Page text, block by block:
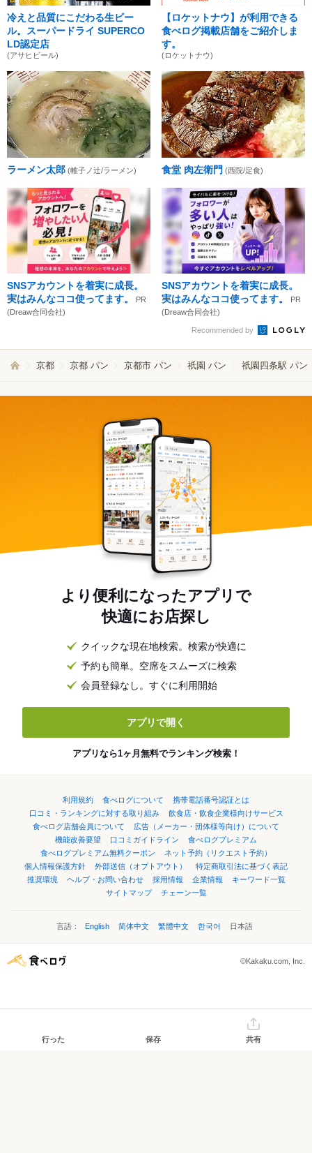
冷えと品質にこだわる生ビー
ル。スーパードライ SUPERCO
LD認定店
(アサヒビール)
【ロケットナウ】が利用できる
食べログ掲載店舗をご紹介しま
す。
(ロケットナウ)
ラーメン太郎 (帷子ノ辻/ラーメン) 食堂 肉左衛門 (西院/定食)
SNSアカウントを着実に成長。
実はみんなココ使ってます。
PR
(Dreaw合同会社)
SNSアカウントを着実に成長。
実はみんなココ使ってます。
PR
(Dreaw合同会社)
Recommended by
京都 京都 パン 京都市 パン 祇園 パン 祇園四条駅 パン
より便利になったアプリで
快適にお店探し
クイックな現在地検索。検索が快適に
予約も簡単。空席をスムーズに検索
会員登録なし。すぐに利用開始
アプリで開く
アプリなら1ヶ月無料でランキング検索！
利用規約 食べログについて
携帯電話番号認証とは
口コミ・ランキングに対する取り組み
飲食店・飲食企業様向けサービス
食べログ店舗会員について
広告（メーカー・団体様等向け）について
機能改善要望
口コミガイドライン
食べログプレミアム
食べログプレミアム無料クーポン
ネット予約（リクエスト予約）
個人情報保護方針
外部送信（オプトアウト）
特定商取引法に基づく表記
推奨環境
ヘルプ・お問い合わせ 採用情報 企業情報
キーワード一覧
サイトマップ
チェーン一覧
言語： English 简体中文 繁體中文 한국어 日本語
©Kakaku.com, Inc.
行った 保存 共有